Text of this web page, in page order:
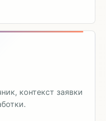
контекст заявки